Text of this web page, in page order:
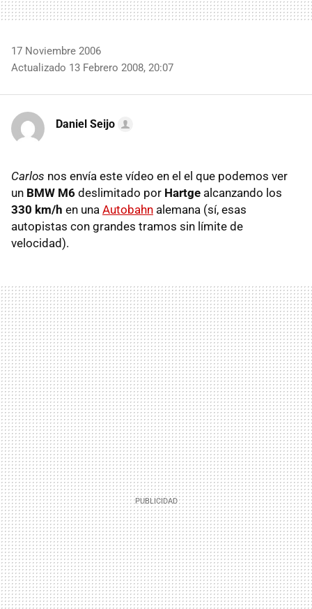
17 Noviembre 2006
Actualizado 13 Febrero 2008, 20:07
Daniel Seijo
Carlos nos envía este vídeo en el el que podemos ver
un BMW M6 deslimitado por Hartge alcanzando los
330 km/h en una Autobahn alemana (sí, esas
autopistas con grandes tramos sin límite de
velocidad).